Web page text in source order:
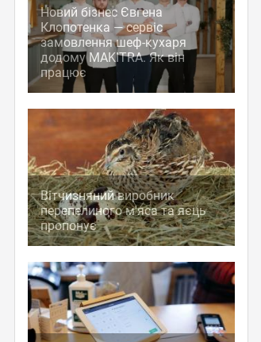
Новий бізнес Євгена
Клопотенка — сервіс
замовлення шеф-кухаря
додому MAKITRA. Як він
працює
Вітчизняний виробник
перепелиного м'яса та яєць
пропонує